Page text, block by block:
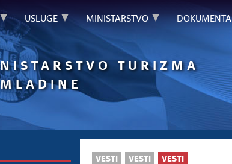
USLUGE MINISTARSTVO DOKUMENTA
TURIZMA
VESTI VESTI VESTI